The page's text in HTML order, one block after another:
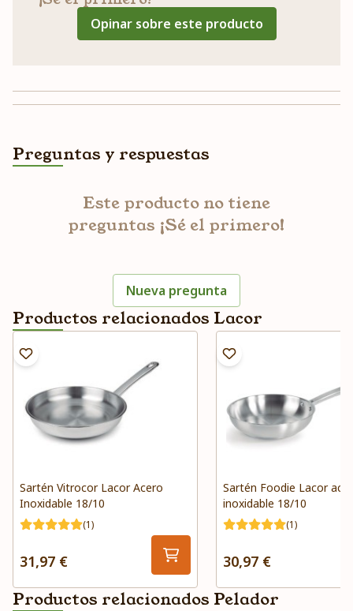
Opinar sobre este producto
Preguntas y respuestas
Este producto no tiene
preguntas ¡Sé el primero!
Nueva pregunta
Productos relacionados Lacor
Sartén Vitrocor Lacor Acero
Inoxidable 18/10
(1)
31,97 €
Sartén Foodie Lacor
inoxidable 18/10
(1)
30,97 €
Productos relacionados Pelador